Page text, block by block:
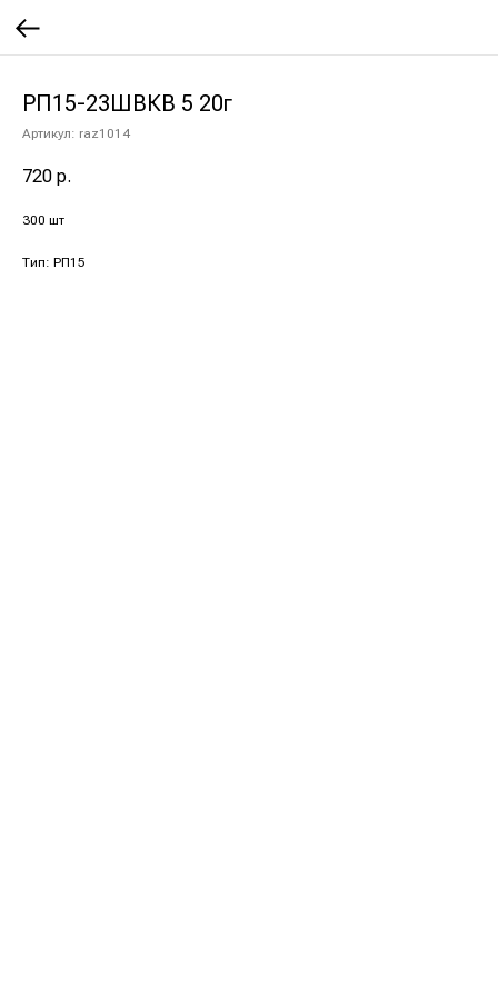
РП15-23ШВКВ 5 20г
Артикул: raz1014
720 р.
300 шт
Тип: РП15